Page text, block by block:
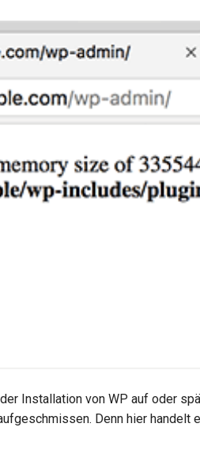
Installation von WP auf oder
Denn hier